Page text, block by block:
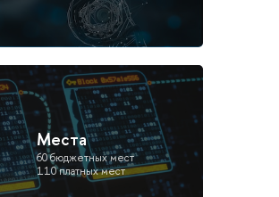
Места
60 бюджетных мест
110 платных мест